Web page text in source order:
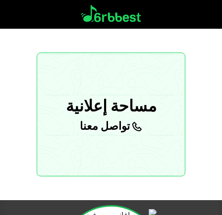
مساحة إعلانية
تواصل معنا